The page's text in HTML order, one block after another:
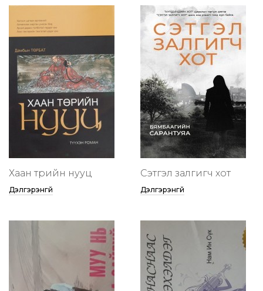
Хаан төрийн нууц
Дэлгэрэнгүй
Сэтгэл залгигч хот
Дэлгэрэнгүй